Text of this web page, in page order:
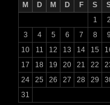
M D M D F S
1
2
3
4 5 6 7 8
9
10
11 12 13 14 15
17
18 19 20 21 22
24
25 26 27 28 29
31